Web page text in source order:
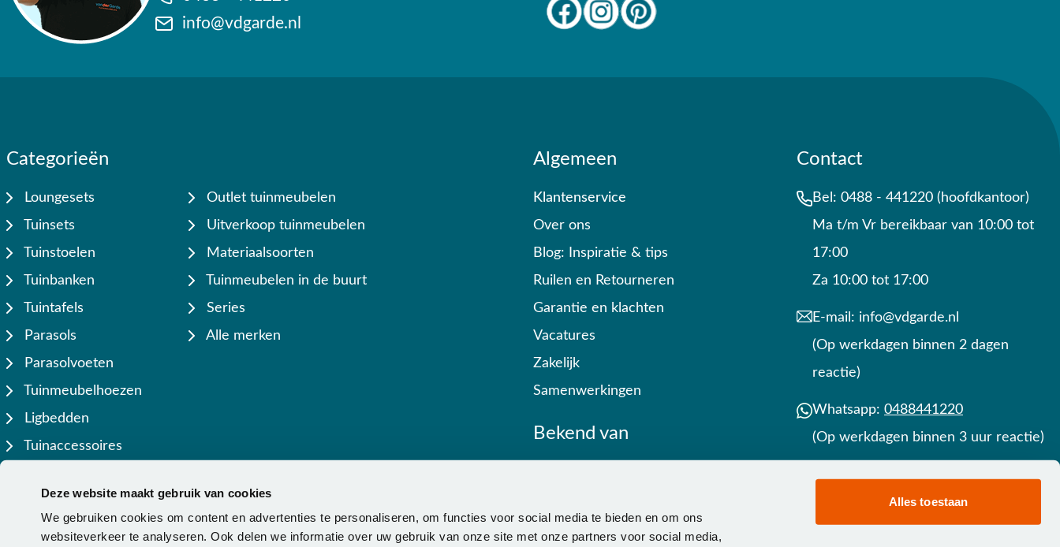
Deze website maakt gebruik van cookies
We gebruiken cookies om content en advertenties te personaliseren, om functies voor social media te bieden en om ons
websiteverkeer te analyseren. Ook delen we informatie over uw gebruik van onze site met onze partners voor social media,
Alles toestaan
info@vdgarde.nl
Categorieën
Loungesets
Tuinsets
Tuinstoelen
Tuinbanken
Tuintafels
Parasols
Parasolvoeten
Tuinmeubelhoezen
Ligbedden
Tuinaccessoires
Outlet tuinmeubelen
Uitverkoop tuinmeubelen
Materiaalsoorten
Tuinmeubelen in de buurt
Series
Alle merken
Algemeen
Klantenservice
Over ons
Blog: Inspiratie & tips
Ruilen en Retourneren
Garantie en klachten
Vacatures
Zakelijk
Samenwerkingen
Bekend van
Contact
Bel: 0488 - 441220 (hoofdkantoor)
Ma t/m Vr bereikbaar van 10:00 tot
17:00
Za 10:00 tot 17:00
E-mail: info@vdgarde.nl
(Op werkdagen binnen 2 dagen
reactie)
Whatsapp: 0488441220
(Op werkdagen binnen 3 uur reactie)